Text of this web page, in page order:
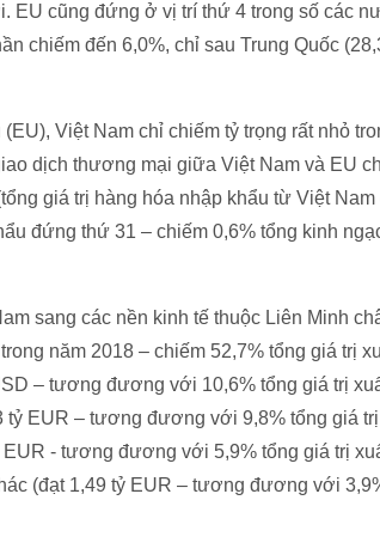
EU cũng đứng ở vị trí thứ 4 trong số các
chiếm đến 6,0%, chỉ sau Trung Quốc
Việt Nam chỉ chiếm tỷ trọng rất nhỏ
dịch thương mại giữa Việt Nam và EU
giá trị hàng hóa nhập khẩu từ Việt
đứng thứ 31 – chiếm 0,6% tổng kinh
sang các nền kinh tế thuộc Liên Minh
năm 2018 – chiếm 52,7% tổng giá trị
– tương đương với 10,6% tổng giá trị
tỷ EUR – tương đương với 9,8% tổng giá
- tương đương với 5,9% tổng giá trị
(đạt 1,49 tỷ EUR – tương đương với